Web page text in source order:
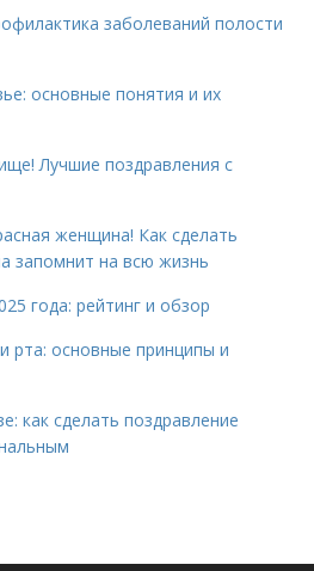
заболеваний полости
основные понятия и их
Лучшие поздравления с
женщина! Как сделать
запомнит на всю жизнь
года: рейтинг и обзор
рта: основные принципы и
как сделать поздравление